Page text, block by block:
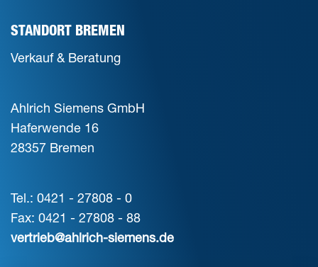
STANDORT BREMEN
Verkauf & Beratung
Ahlrich Siemens GmbH
Haferwende 16
28357 Bremen
Tel.: 0421 - 27808 - 0
Fax: 0421 - 27808 - 88
vertrieb@ahlrich-siemens.de